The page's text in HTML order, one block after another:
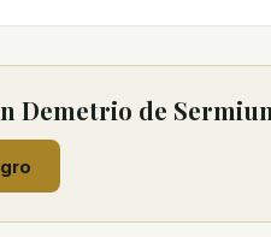
Demetrio de